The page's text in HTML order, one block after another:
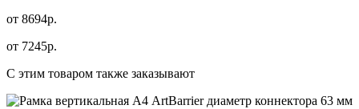
от 8694р.
от 7245р.
С этим товаром также заказывают